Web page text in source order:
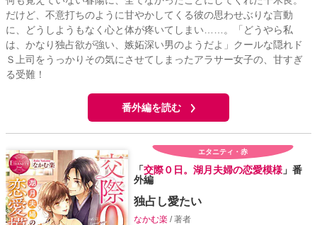
だけど、不意打ちのように甘やかしてくる彼の思わせぶりな言動
に、どうしようもなく心と体が疼いてしまい……。「どうやら私
は、かなり独占欲が強い、嫉妬深い男のようだよ」クールな隠れド
Ｓ上司をうっかりその気にさせてしまったアラサー女子の、甘すぎ
る受難！
番外編を読む
エタニティ・赤
「交際０日。湖月夫婦の恋愛模様 」番
外編
独占し愛たい
なかむ楽/ 著者